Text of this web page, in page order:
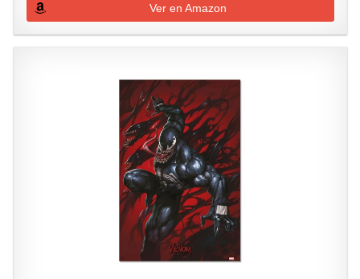
Ver en Amazon